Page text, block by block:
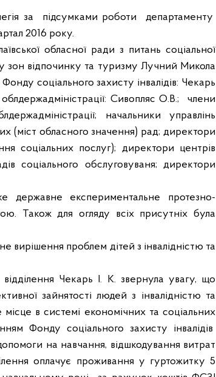
за підсумками роботи департаменту
2016 року.
обласної ради з питань соціальної
зон відпочинку та туризму Лучний Микола
соціального захисту інвалідів: Чекарь
Сивопляс О.В.;
члени
начальники управлінь
(міст обласного значення) рад; директори
соціальних послуг); директори центрів
соціального обслуговуваня; директори
державне експериментальне протезно-
Також для огляду всіх присутніх була
вирішення проблем дітей з інвалідністю та
Чекарь І. К. звернула увагу, що
зайнятості людей з інвалідністю та
в системі економічних та соціальних
Фонду соціального захисту інвалідів
на навчання, відшкодування витрат
оплачує проживання у гуртожитку 5